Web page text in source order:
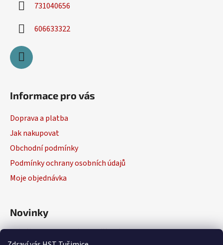
731040656
606633322
Informace pro vás
Doprava a platba
Jak nakupovat
Obchodní podmínky
Podmínky ochrany osobních údajů
Moje objednávka
Novinky
Výběr elektrického nářadí